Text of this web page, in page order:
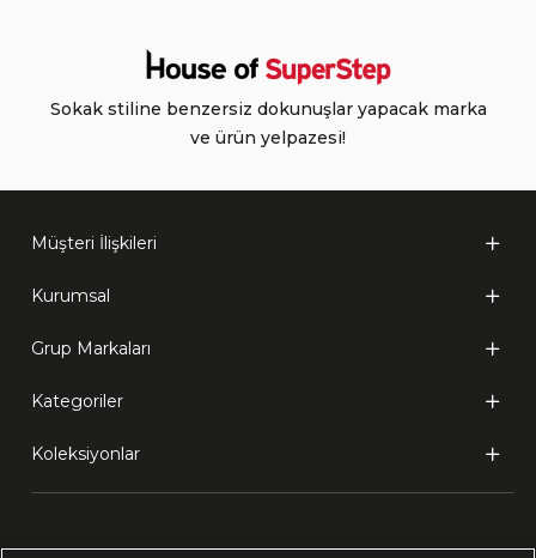
Sokak stiline benzersiz dokunuşlar yapacak marka
ve ürün yelpazesi!
Müşteri İlişkileri
Kurumsal
Grup Markaları
Kategoriler
Koleksiyonlar